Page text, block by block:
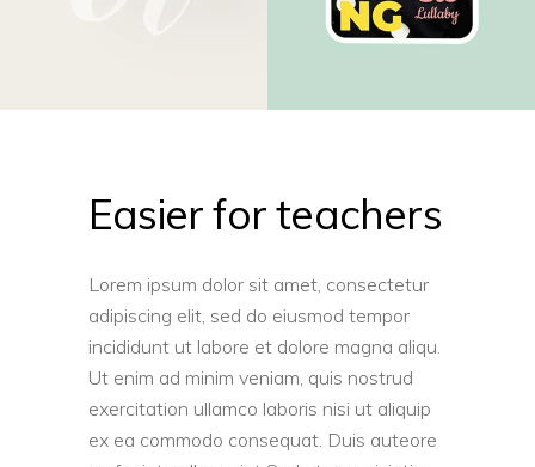
Easier for teachers
Lorem ipsum dolor sit amet, consectetur
adipiscing elit, sed do eiusmod tempor
incididunt ut labore et dolore magna aliqu.
Ut enim ad minim veniam, quis nostrud
exercitation ullamco laboris nisi ut aliquip
ex ea commodo consequat. Duis auteore